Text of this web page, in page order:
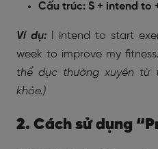
Cấu trúc: S + intend to
Ví dụ:
I intend to start
week to improve my fitness.
thể dục thường xuyên từ
khỏe.)
2. Cách sử dụng